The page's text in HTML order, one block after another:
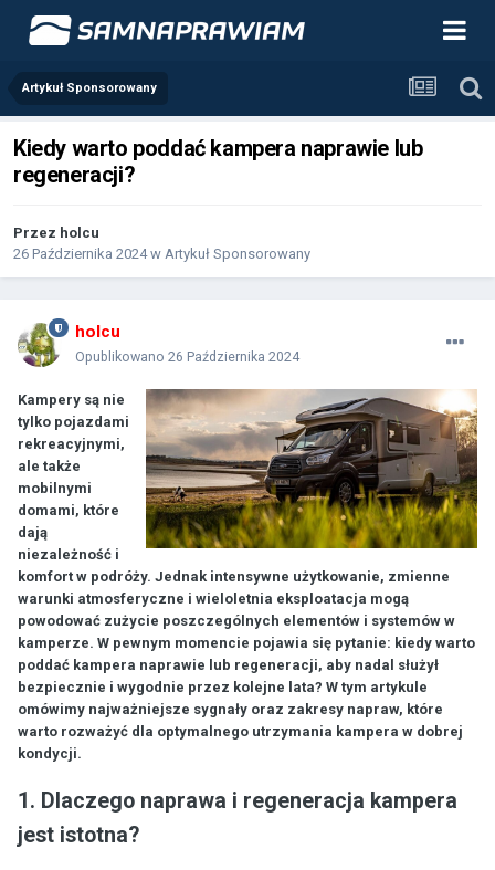
Artykuł Sponsorowany
Kiedy warto poddać kampera naprawie lub
regeneracji?
Przez holcu
26 Października 2024w Artykuł Sponsorowany
holcu
Opublikowano 26 Października 2024
Kampery są nie
tylko pojazdami
rekreacyjnymi,
ale także
mobilnymi
domami, które
dają
niezależność i
komfort w podróży. Jednak intensywne użytkowanie, zmienne
warunki atmosferyczne i wieloletnia eksploatacja mogą
powodować zużycie poszczególnych elementów i systemów w
kamperze. W pewnym momencie pojawia się pytanie: kiedy warto
poddać kampera naprawie lub regeneracji, aby nadal służył
bezpiecznie i wygodnie przez kolejne lata? W tym artykule
omówimy najważniejsze sygnały oraz zakresy napraw, które
warto rozważyć dla optymalnego utrzymania kampera w dobrej
kondycji.
1. Dlaczego naprawa i regeneracja kampera
jest istotna?